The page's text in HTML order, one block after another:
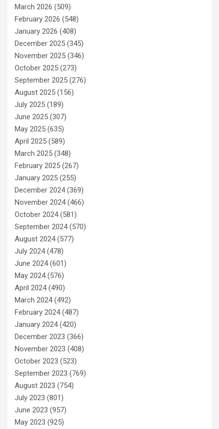
March 2026 (509)
February 2026 (548)
January 2026 (408)
December 2025 (345)
November 2025 (346)
October 2025 (273)
September 2025 (276)
August 2025 (156)
July 2025 (189)
June 2025 (307)
May 2025 (635)
April 2025 (589)
March 2025 (348)
February 2025 (267)
January 2025 (255)
December 2024(369)
November 2024(466)
October 2024(581)
September 2024(570)
August 2024(577)
July 2024(478)
June 2024(601)
May 2024(576)
April 2024(490)
March 2024(492)
February 2024(487)
January 2024(420)
December 2023 (366)
November 2023 (408)
October 2023 (523)
September 2023 (769)
August 2023 (754)
July 2023 (801)
June 2023 (957)
May 2023 (925)